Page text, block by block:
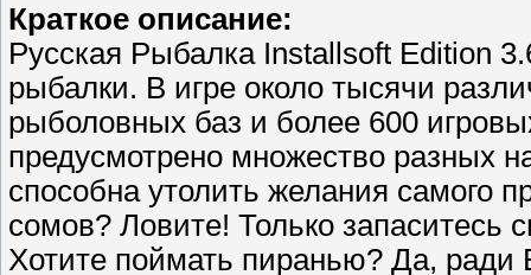
Краткое описание:
Русская Рыбалка Installsoft Edition
рыбалки. В игре около тысячи
рыболовных баз и более 600
предусмотрено множество разных
способна утолить желания самого
сомов? Ловите! Только
Хотите поймать пиранью? Да, ради